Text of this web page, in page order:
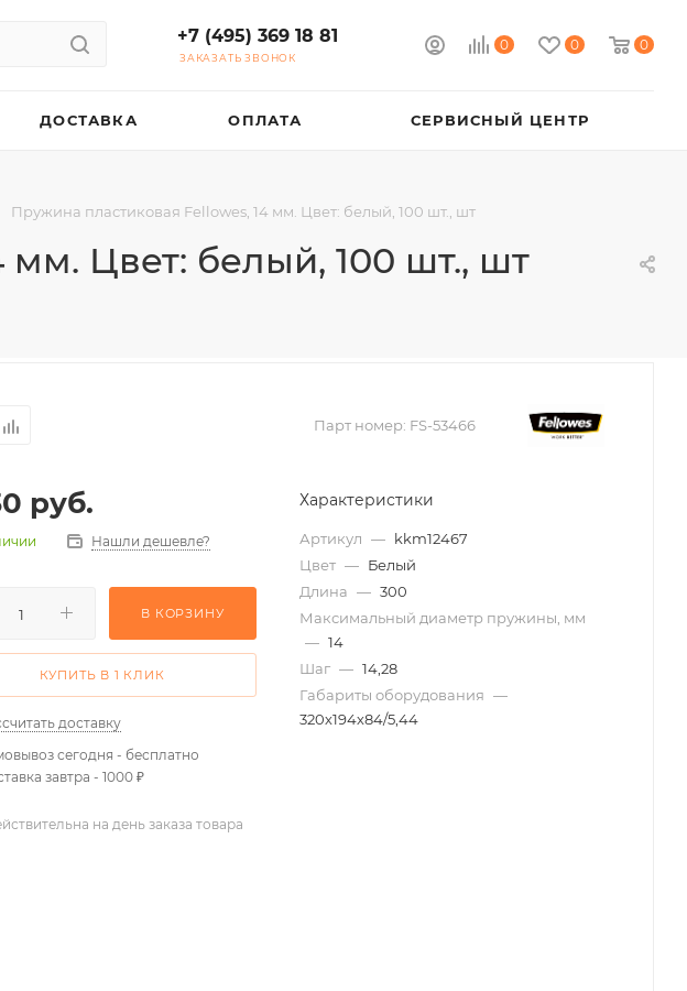
0 0 0
+7 (495) 369 18 81
ЗАКАЗАТЬ ЗВОНОК
ДОСТАВКА ОПЛАТА СЕРВИСНЫЙ ЦЕНТР
Пружина пластиковая Fellowes, 14 мм. Цвет: белый, 100 шт., шт
мм. Цвет: белый, 100 шт., шт
Парт номер: FS-53466
руб.
Нашли дешевле?
В КОРЗИНУ
КУПИТЬ В 1 КЛИК
доставку
сегодня - бесплатно
завтра - 1000 ₽
Характеристики
Артикул — kkm12467
Цвет — Белый
Длина — 300
Максимальный диаметр пружины, мм
— 14
Шаг — 14,28
Габариты оборудования —
320х194х84/5,44
на день заказа товара